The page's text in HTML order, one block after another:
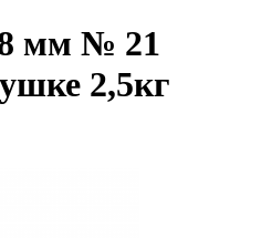
мм № 21
2,5кг